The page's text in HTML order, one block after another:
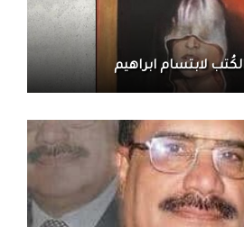
لابتسام ابراهيم